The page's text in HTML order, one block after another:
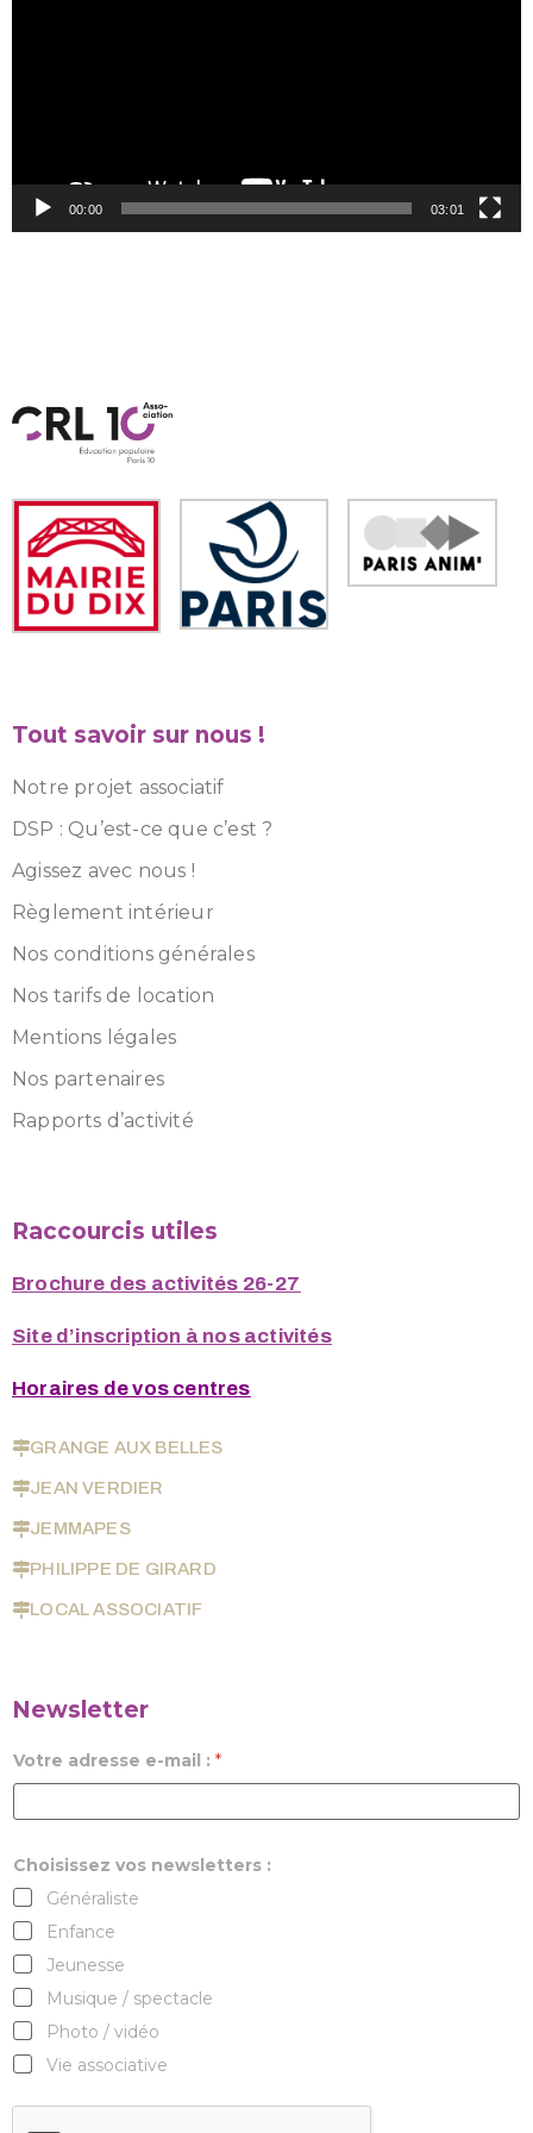
00:00 03:01
Tout savoir sur nous !
Notre projet associatif
DSP : Qu’est-ce que c’est ?
Agissez avec nous !
Règlement intérieur
Nos conditions générales
Nos tarifs de location
Mentions légales
Nos partenaires
Rapports d’activité
Raccourcis utiles
Brochure des activités 26-27
Site d’inscription à nos activités
Horaires de vos centres
GRANGE AUX BELLES
JEAN VERDIER
JEMMAPES
PHILIPPE DE GIRARD
LOCAL ASSOCIATIF
Newsletter
Votre adresse e-mail : *
Choisissez vos newsletters :
Généraliste
Enfance
Jeunesse
Musique / spectacle
Photo / vidéo
Vie associative